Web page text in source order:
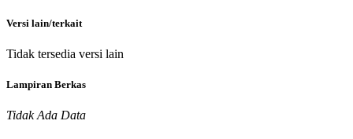
Versi lain/terkait
Tidak tersedia versi lain
Lampiran Berkas
Tidak Ada Data